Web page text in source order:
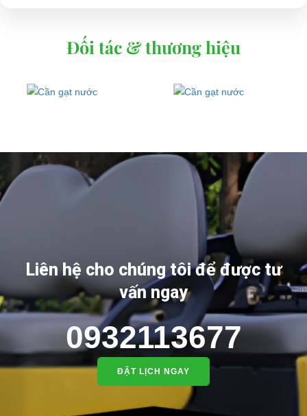
Đối tác & thương hiệu
Liên hệ cho chúng tôi để được tư
vấn ngay
0932113677
ĐẶT LỊCH NGAY